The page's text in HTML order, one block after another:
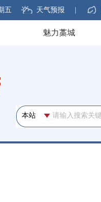
五 天气预报
魅力藁城